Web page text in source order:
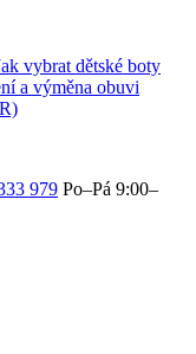
vybrat dětské boty
a výměna obuvi
979 Po–Pá 9:00–